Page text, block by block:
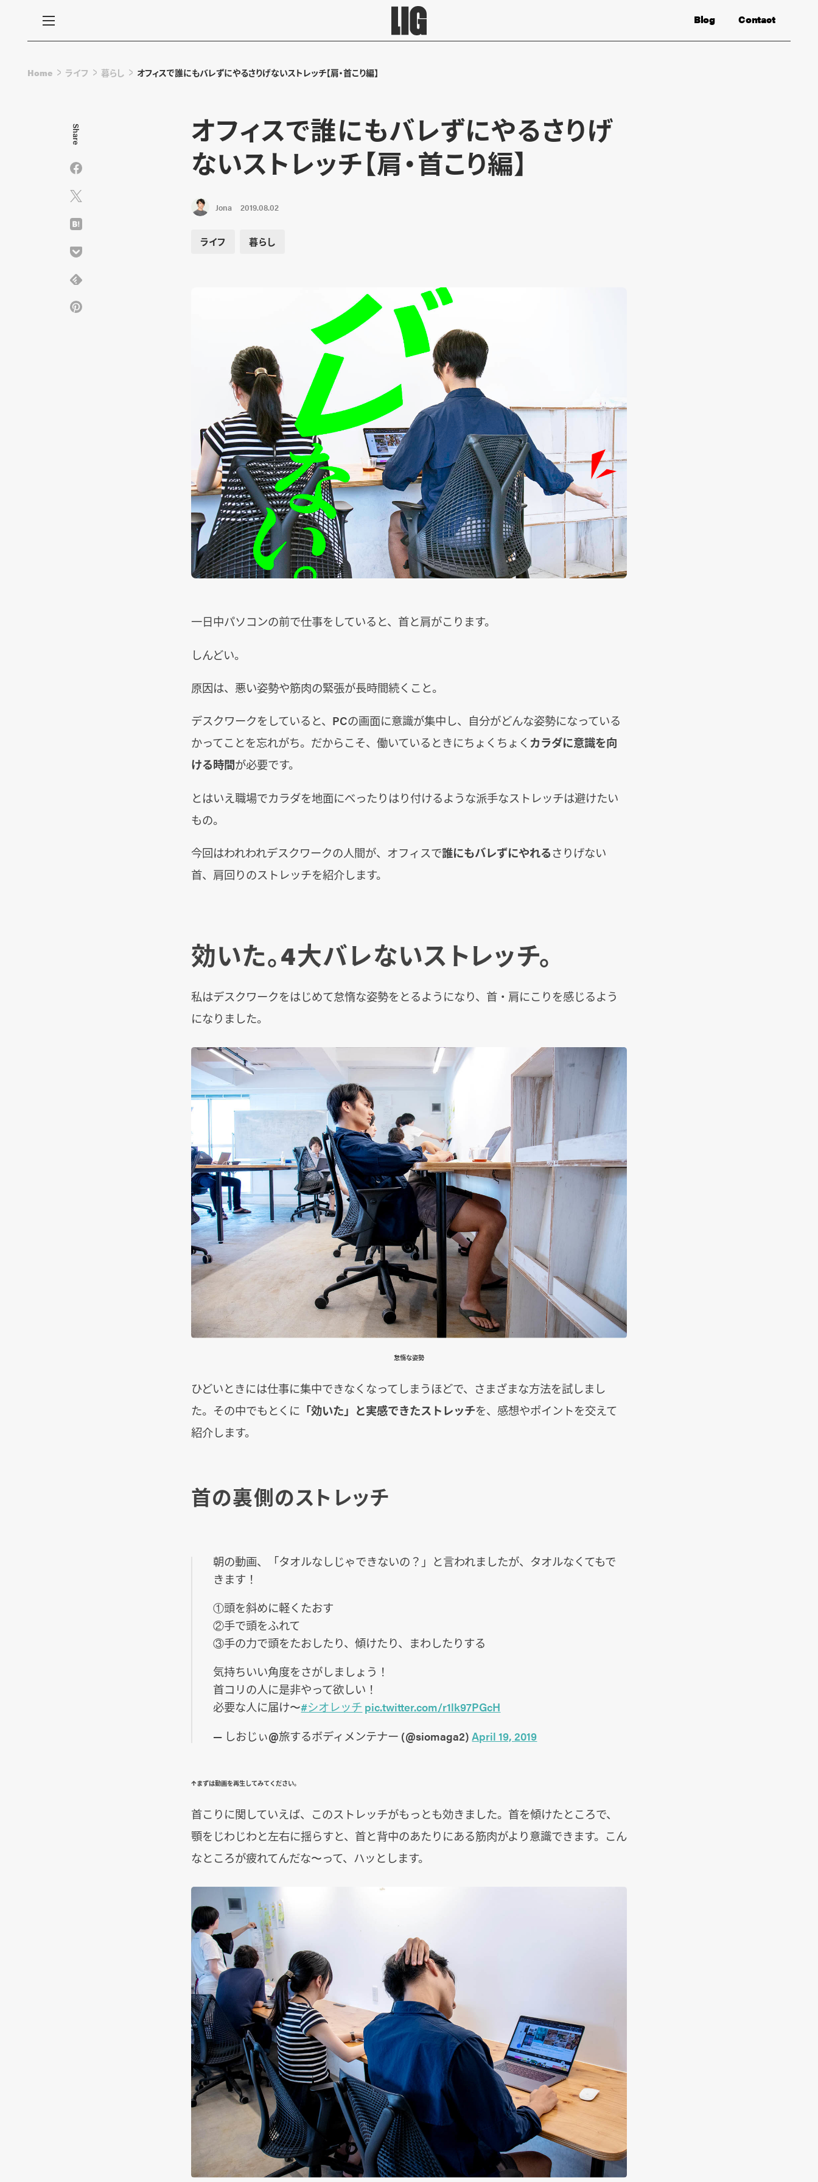
Contact
Blog
Home ライフ 暮らし オフィスで誰にもバレずにやるさりげないストレッチ【肩・首こり編】
オフィスで誰にもバレずにやるさりげ
ないストレッチ【肩・首こり編】
Jona 2019.08.02
ライフ 暮らし
一日中パソコンの前で仕事をしていると、首と肩がこります。
しんどい。
原因は、悪い姿勢や筋肉の緊張が長時間続くこと。
デスクワークをしていると、PCの画面に意識が集中し、自分がどんな姿勢になっている
かってことを忘れがち。だからこそ、働いているときにちょくちょく カラダに意識を向
ける時間が必要です。
とはいえ職場でカラダを地面にべったりはり付けるような派手なストレッチは避けたい
もの。
今回はわれわれデスクワークの人間が、オフィスで誰にもバレずにやれるさりげない
首、肩回りのストレッチを紹介します。
効いた。4大バレないストレッチ。
私はデスクワークをはじめて怠惰な姿勢をとるようになり、首・肩にこりを感じるよう
になりました。
怠惰な姿勢
ひどいときには仕事に集中できなくなってしまうほどで、さまざまな方法を試しまし
た。その中でもとくに 「効いた」と実感できたストレッチを、感想やポイントを交えて
紹介します。
首の裏側のストレッチ
朝の動画、「タオルなしじゃできないの？」と言われましたが、タオルなくてもで
きます！
①頭を斜めに軽くたおす
②手で頭をふれて
③手の力で頭をたおしたり、傾けたり、まわしたりする
気持ちいい角度をさがしましょう！
首コリの人に是非やって欲しい！
必要な人に届け〜#シオレッチ pic.twitter.com/r1lk97PGcH
— しおじぃ@旅するボディメンテナー (@siomaga2)April 19, 2019
↑まずは動画を再生してみてください。
首こりに関していえば、このストレッチがもっとも効きました。首を傾けたところで、
顎をじわじわと左右に揺らすと、首と背中のあたりにある筋肉がより意識できます。こん
なところが疲れてんだな〜って、ハッとします。
Share